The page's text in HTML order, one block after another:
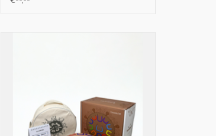
in staat om magische melodieën te